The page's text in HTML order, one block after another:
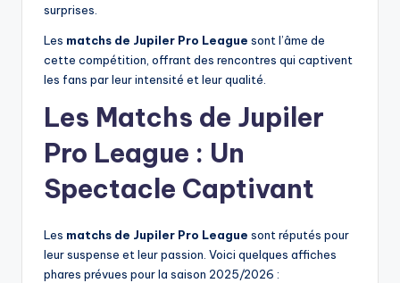
surprises.
Les matchs de Jupiler Pro League sont l’âme de
cette compétition, offrant des rencontres qui captivent
les fans par leur intensité et leur qualité.
Les Matchs de Jupiler
Pro League : Un
Spectacle Captivant
Les matchs de Jupiler Pro League sont réputés pour
leur suspense et leur passion. Voici quelques affiches
phares prévues pour la saison 2025/2026 :